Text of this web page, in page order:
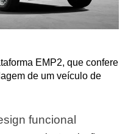
EMP2, que confere
de um veículo de
funcional